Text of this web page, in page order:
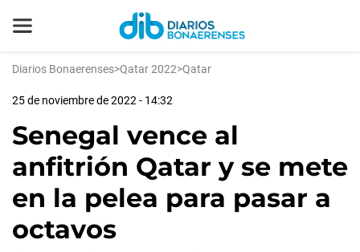
Diarios Bonaerenses>Qatar 2022>Qatar
25 de noviembre de 2022 - 14:32
Senegal vence al
anfitrión Qatar y se mete
en la pelea para pasar a
octavos